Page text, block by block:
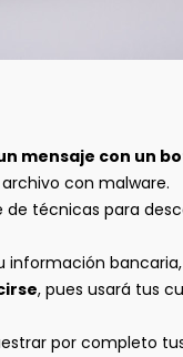
mensaje con un
con malware.
técnicas para
, pues usará tus
por completo